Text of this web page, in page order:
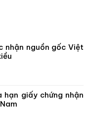
nhận nguồn gốc Việt
hạn giấy chứng nhận